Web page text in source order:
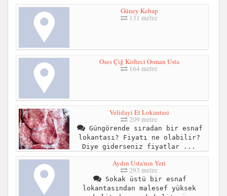
Güney Kebap
131 metre
Oses Çiğ Köfteci Osman Usta
164 metre
Velidayi Et Lokantasi
209 metre
Güngörende sıradan bir esnaf
lokantası? Fiyatı ne olabilir?
Diye giderseniz fiyatlar ...
Aydın Usta'nın Yeri
293 metre
Sokak üstü bir esnaf
lokantasından malesef yüksek